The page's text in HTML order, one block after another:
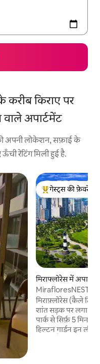
करीब किराए पर
अपार्टमेंट
अपनी लोकेशन, सफ़ाई के
रेटिंग मिली हुई है.
गेस्ट्स का टॉप फ़ेवरेट
गेस्ट्स की फ़ेवरेट
मिराफ्लोरेस में
MirafloresNEST,
24x7 सुरक्षित
मिराफ़्लोरेस (कैले
शांत सड़क पर लगा पूरा
पार्क से सिर्फ़ 5 मिनट
हिल्टन गार्डन इन